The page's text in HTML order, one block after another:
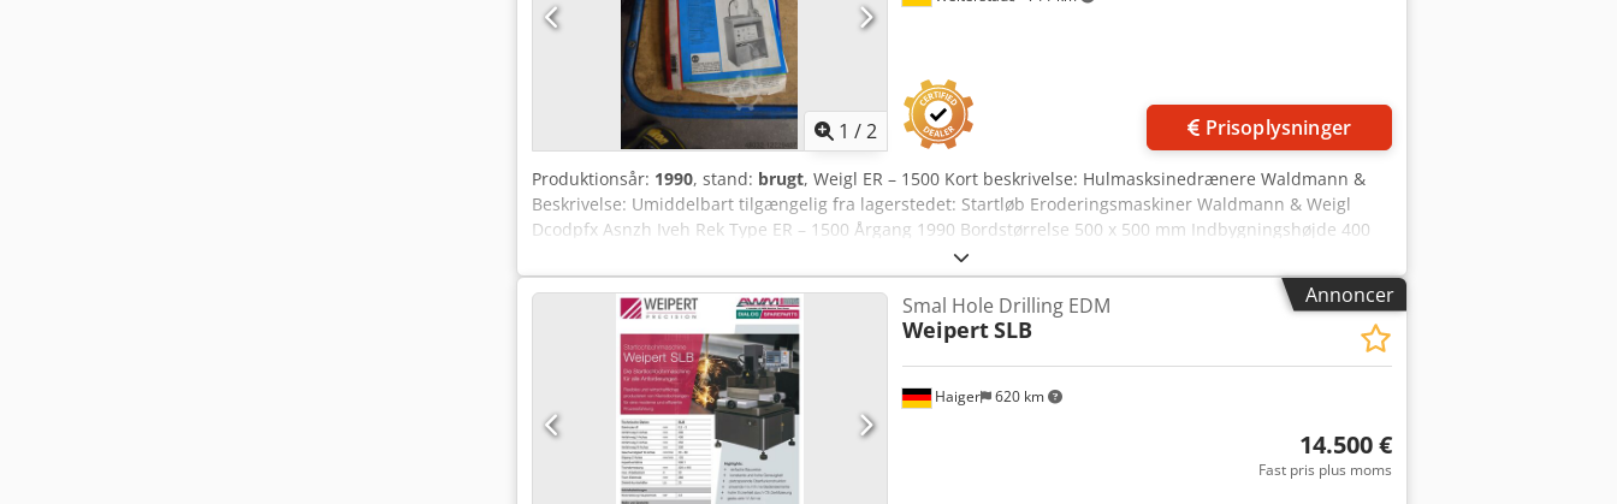
1 /2 Prisoplysninger
Produktionsår: 1990, stand: brugt, Weigl ER – 1500 Kort beskrivelse: Hulmasksinedrænere Waldmann &
Beskrivelse: Umiddelbart tilgængelig fra lagerstedet: Startløb Eroderingsmaskiner Waldmann & Weigl
Dcodpfx Asnzh Iveh Rek Type ER – 1500 Årgang 1990 Bordstørrelse 500 x 500 mm Indbygningshøjde 400
mm Spiralbor 0,1 – 20 mm Gevindskærer M 2 – M 20 Elektroder 1 - 12 mm Boremaskine Interkrenn
Economy 280 S Højdejustering 700 mm Fremspring 180 mm Pinolslag 80 mm Omdrejningstal 120 – 2580
o/min Værktøjsoptagelse MK 2
Annoncer
Haiger 620 km
Smal Hole Drilling EDM
WeipertSLB
14.500 €
Fast pris plus moms